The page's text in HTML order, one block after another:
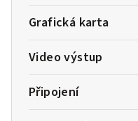
Grafická karta
Video výstup
Připojení